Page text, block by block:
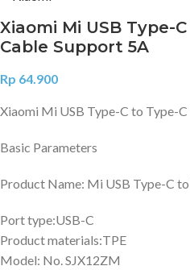
Xiaomi Mi USB Type-
Cable Support 5A
Rp 64.900
Xiaomi Mi USB Type-C to Type-
Basic Parameters
Product Name: Mi USB Type-C
Port type:USB-C
Product materials:TPE
Model: No. SJX12ZM